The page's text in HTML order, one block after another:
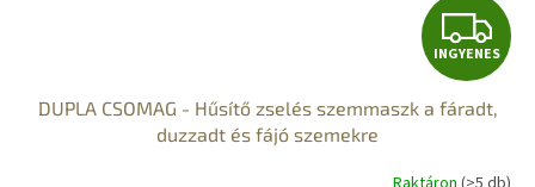
I
N
G
INGYENES
DUPLA CSOMAG - Hűsítő zselés szemmaszk a fáradt,
duzzadt és fájó szemekre